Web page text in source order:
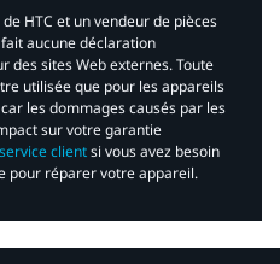
HTC et un vendeur de pièces
aucune déclaration
des sites Web externes. Toute
utilisée que pour les appareils
les dommages causés par les
sur votre garantie
service clientsi vous avez besoin
pour réparer votre appareil.​